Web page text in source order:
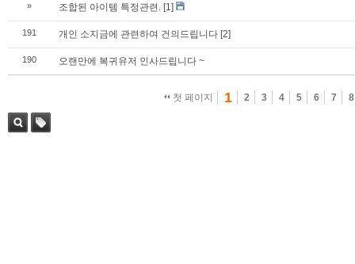
» 조합된 아이템 특정관련. [1]
191 개인 소지금에 관련하여 건의드립니다 [2]
190 오랜만에 복귀유저 인사드립니다 ~
첫 페이지 1 2 3 4 5 6 7 8